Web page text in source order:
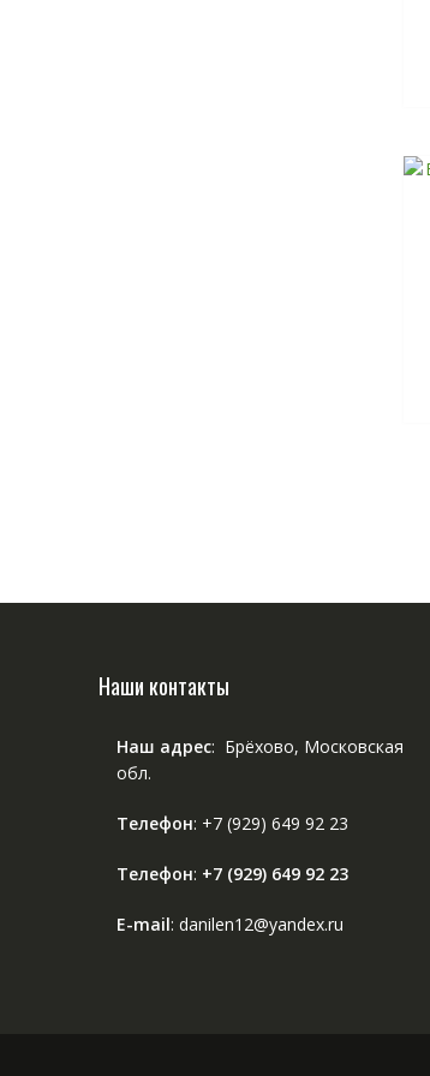
Наши контакты
Наш адрес: Брёхово, Московская
обл.
Телефон: +7 (929) 649 92 23
Телефон: +7 (929) 649 92 23
E-mail: danilen12@yandex.ru